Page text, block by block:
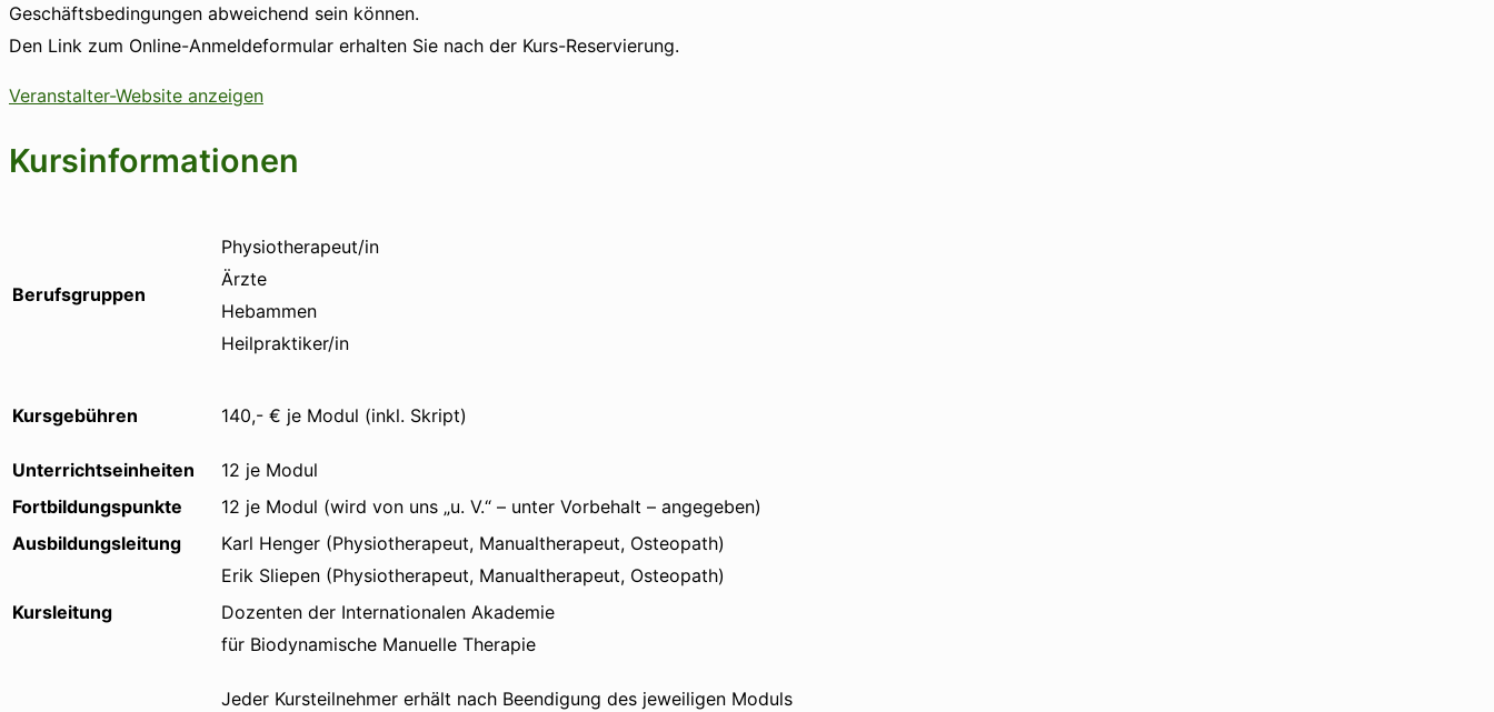
Geschäftsbedingungen abweichend sein können.
Den Link zum Online-Anmeldeformular erhalten Sie nach der Kurs-Reservierung.
Veranstalter-Website anzeigen
Kursinformationen
Berufsgruppen
Physiotherapeut/in
Ärzte
Hebammen
Heilpraktiker/in
Kursgebühren 140,- € je Modul (inkl. Skript)
Unterrichtseinheiten
12 je Modul
Fortbildungspunkte
12 je Modul (wird von uns „u. V.“ – unter Vorbehalt – angegeben)
Ausbildungsleitung
Karl Henger (Physiotherapeut, Manualtherapeut, Osteopath)
Erik Sliepen (Physiotherapeut, Manualtherapeut, Osteopath)
Kursleitung
Dozenten der Internationalen Akademie
für Biodynamische Manuelle Therapie
Jeder Kursteilnehmer erhält nach Beendigung des jeweiligen Moduls